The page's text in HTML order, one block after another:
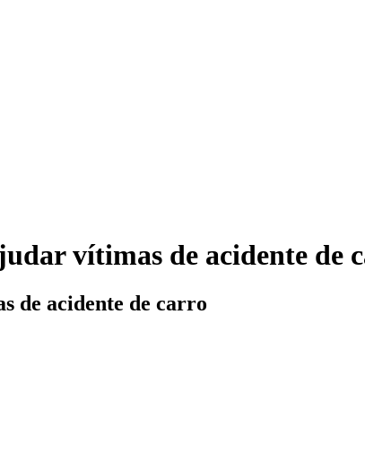
vítimas de acidente de
de acidente de carro